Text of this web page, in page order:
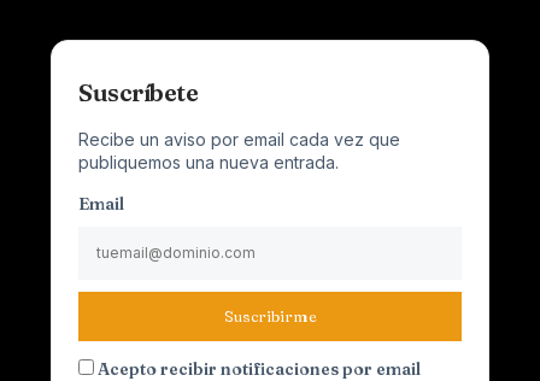
Suscríbete
Recibe un aviso por email cada vez que
publiquemos una nueva entrada.
Email
Suscribirme
Acepto recibir notificaciones por email